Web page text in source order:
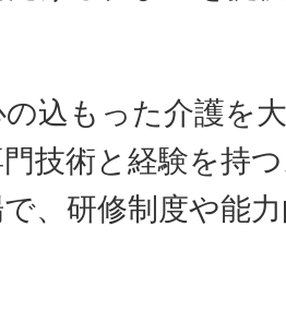
込もった介護を
技術と経験を持
、研修制度や能